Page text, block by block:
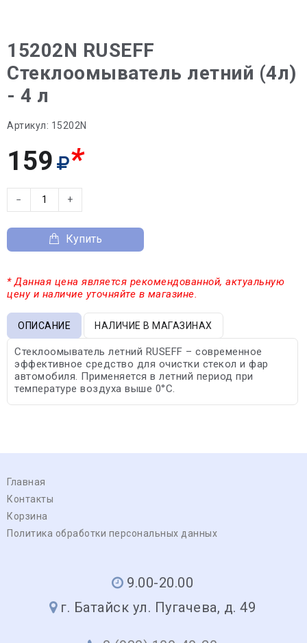
15202N RUSEFF
Стеклоомыватель летний (4л)
- 4 л
Артикул: 15202N
159 *
− +
Купить
* Данная цена является рекомендованной, актуальную
цену и наличие уточняйте в магазине.
ОПИСАНИЕ НАЛИЧИЕ В МАГАЗИНАХ
Стеклоомыватель летний RUSEFF – современное
эффективное средство для очистки стекол и фар
автомобиля. Применяется в летний период при
температуре воздуха выше 0°C.
Главная
Контакты
Корзина
Политика обработки персональных данных
9.00-20.00
г. Батайск ул. Пугачева, д. 49